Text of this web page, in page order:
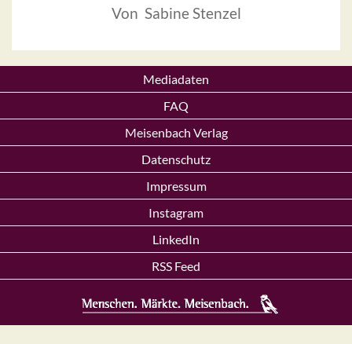
Von Sabine Stenzel
Mediadaten
FAQ
Meisenbach Verlag
Datenschutz
Impressum
Instagram
LinkedIn
RSS Feed